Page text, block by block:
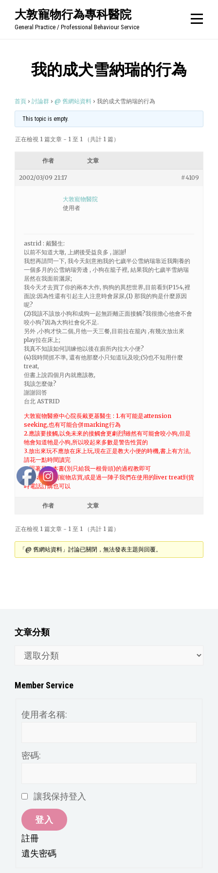
大敦寵物行為專科醫院
General Practice / Professional Behaviour Service
我的成犬雪納瑞的行為
首頁 › 討論群 › @ 舊網站資料 › 我的成犬雪納瑞的行為
This topic is empty.
正在檢視 1 篇文章 - 1 至 1 （共計 1 篇）
作者 文章
2002/03/09 21:17 #4109
大敦寵物醫院
使用者
astrid : 戴醫生:
以前不知道大墩, 上網後受益良多 , 謝謝!
我想再請問一下, 我今天刻意抱我的七歲半公雪納瑞靠近我剛養的
一個多月的公雪納瑞旁邊 , 小狗在籠子裡, 結果我的七歲半雪納瑞
居然在我面前灑尿;
我今天才去買了你的兩本大作, 狗狗的異想世界,目前看到P154,裡
面說:因為性還有引起主人注意時會尿尿,(1) 那我的狗是什麼原因
呢?
(2)我該不該放小狗和成狗一起無距離正面接觸?我很擔心他會不會
咬小狗?因為大狗社會化不足.
另外 ,小狗才快二個,月他一天三餐,目前拉在籠內 ,有幾次放出來
play拉在床上;
我真不知該如何訓練他以後在廁所內拉大小便?
(4)我時間抓不準, 還有他那麼小只知道玩及咬;(5)也不知用什麼
treat,
但書上說四個月內就應該教,
我該怎麼做?
謝謝回答
台北 ASTRID
大敦寵物醫療中心院長戴更基醫生 : 1.有可能是attension
seeking,也有可能合併marking行為
2.應該要接觸,以免未來的接觸會更劇烈!雖然有可能會咬小狗,但是
牠會知道牠是小狗,所以咬起來多數是警告性質的
3.放出來玩不應放在床上玩,現在正是教大小便的時機,書上有方法,
請花一點時間讀完
4.照著另一本書(別只給我一根骨頭)的過程教即可
5.treat可以到寵物店買,或是過一陣子我們在使用的liver treat到貨
時電話訂購也可以
作者 文章
正在檢視 1 篇文章 - 1 至 1 （共計 1 篇）
「@ 舊網站資料」討論已關閉，無法發表主題與回覆。
文章分類
分
Member Service
使用者名稱:
密碼:
讓我保持登入
登入
註冊
遺失密碼